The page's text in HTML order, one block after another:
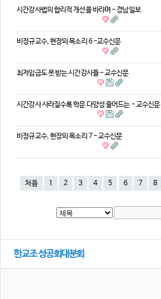
시간강사법의 합리적 개선을 바라며 - 경남일보
비정규교수, 현장의 목소리 6 -교수신문
최저임금도 못 받는 시간강사들 - 교수신문
시간강사 사라질수록 학문 다양성 줄어드는 - 교수신문
비정규교수, 현장의 목소리 7 - 교수신문
처음 1 2 3 4 5 6 7 8
한교조 성공회대분회